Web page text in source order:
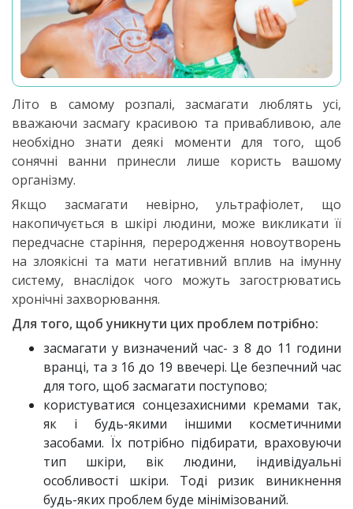
Літо в самому розпалі, засмагати люблять усі,
вважаючи засмагу красивою та привабливою, але
необхідно знати деякі моменти для того, щоб
сонячні ванни принесли лише користь вашому
організму.
Якщо засмагати невірно, ультрафіолет, що
накопичується в шкірі людини, може викликати її
передчасне старіння, переродження новоутворень
на злоякісні та мати негативний вплив на імунну
систему, внаслідок чого можуть загострюватись
хронічні захворювання.
Для того, щоб уникнути цих проблем потрібно:
засмагати у визначений час- з 8 до 11 години
вранці, та з 16 до 19 ввечері. Це безпечний час
для того, щоб засмагати поступово;
користуватися сонцезахисними кремами так,
як і будь-якими іншими косметичними
засобами. Їх потрібно підбирати, враховуючи
тип шкіри, вік людини, індивідуальні
особливості шкіри. Тоді ризик виникнення
будь-яких проблем буде мінімізований.